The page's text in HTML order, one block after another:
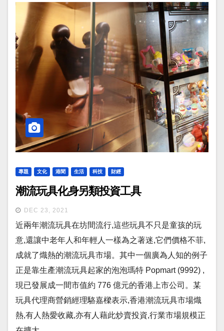
專題 文化 港聞 生活 科技 財經
潮流玩具化身另類投資工具
DEC 23, 2021
近兩年潮流玩具在坊間流行,這些玩具不只是童孩的玩
意,還讓中老年人和年輕人一樣為之著迷,它們價格不菲,
成就了熾熱的潮流玩具市場。其中一個廣為人知的例子
正是靠生產潮流玩具起家的泡泡瑪特 Popmart (9992) ,
現已發展成一間市值約 776 億元的香港上市公司。某
玩具代理商營銷經理駱嘉樑表示,香港潮流玩具市場熾
熱,有人熱愛收藏,亦有人藉此炒賣投資,行業市場規模正